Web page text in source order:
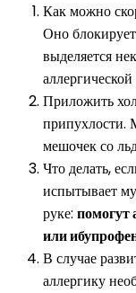
Как можно
Оно
выделяется
Приложить
припухлости.
мешочек со
Что делать,
испытывает
руке: помогут
или
В случае
аллергику